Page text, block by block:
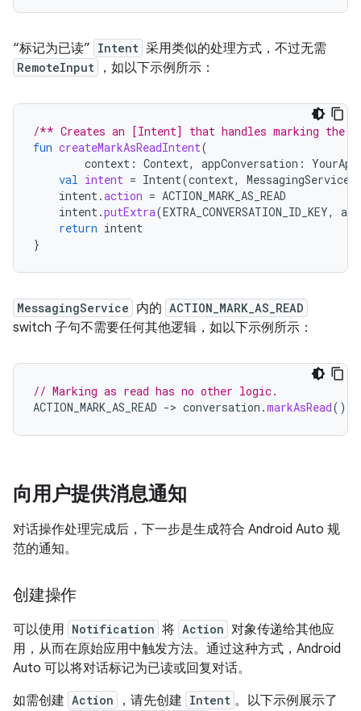
“标记为已读” Intent 采用类似的处理方式，不过无需
RemoteInput ，如以下示例所示：
/** Creates an [Intent] that handles marking the
fun createMarkAsReadIntent(
context : Context, appConversation :
val intent = Intent(context, MessagingService
intent.action = ACTION_MARK_AS_READ
intent.putExtra(EXTRA_CONVERSATION_ID_KEY,
return intent
}
MessagingService 内的 ACTION_MARK_AS_READ
switch 子句不需要任何其他逻辑，如以下示例所示：
// Marking as read has no other logic.
ACTION_MARK_AS_READ -> conversation .markAsRead()
向用户提供消息通知
对话操作处理完成后，下一步是生成符合 Android Auto 规
范的通知。
创建操作
可以使用 Notification 将 Action 对象传递给其他应
用，从而在原始应用中触发方法。通过这种方式，Android
Auto 可以将对话标记为已读或回复对话。
如需创建 Action ，请先创建 Intent 。以下示例展示了